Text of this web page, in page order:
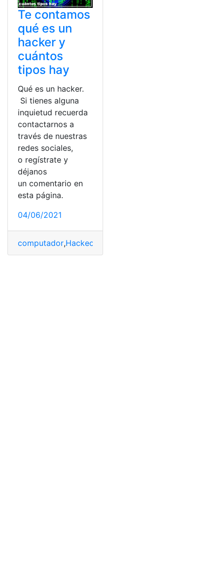
Te contamos
qué es un
hacker y
cuántos
tipos hay
Qué es un hacker.
Si tienes alguna
inquietud recuerda
contactarnos a
través de nuestras
redes sociales,
o regístrate y
déjanos
un comentario en
esta página.
04/06/2021
computador,Hackeo